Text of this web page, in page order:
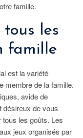
famille.
les
famille
est la variété
membre de la famille.
avide de
désireux de vous
tous les goûts. Les
jeux organisés par